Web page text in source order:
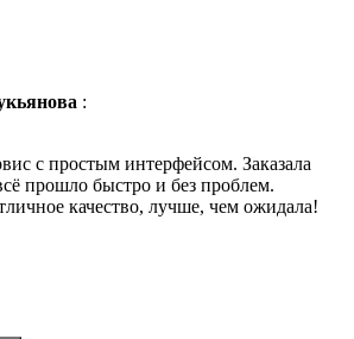
:
с простым интерфейсом. Заказала
прошло быстро и без проблем.
качество, лучше, чем ожидала!